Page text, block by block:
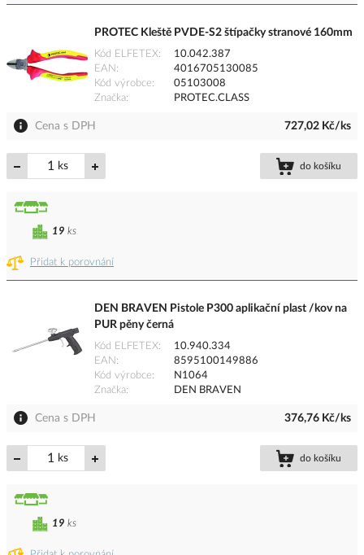
PROTEC Kleště PVDE-S2 štípačky stranové 160mm
Kód ELFETEX
10.042.387
EAN
4016705130085
Kód výrobce
05103008
Značka
PROTEC.CLASS
Cena s DPH 727,02 Kč/ks
ks do košíku
Přidat k porovnání
19 ks
DEN BRAVEN Pistole P300 aplikační plast /kov na
PUR pěny černá
Kód ELFETEX
10.940.334
EAN
8595100149886
Kód výrobce
N1064
Značka
DEN BRAVEN
Cena s DPH 376,76 Kč/ks
ks do košíku
19 ks